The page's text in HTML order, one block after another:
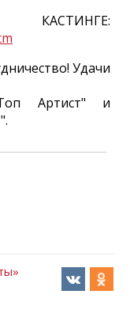
Удачи
Артист" и